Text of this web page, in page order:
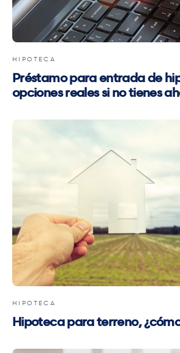
HIPOTECA
Préstamo para entrada de
opciones reales si no tienes
HIPOTECA
Hipoteca para terreno,